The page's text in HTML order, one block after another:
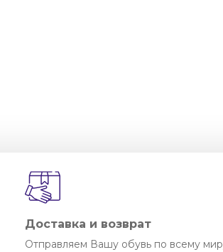
Доставка и возврат
Отправляем Вашу обувь по всему